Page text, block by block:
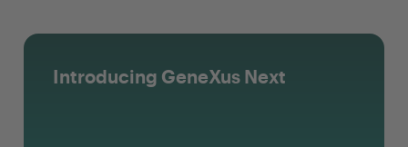
Introducing GeneXus Next